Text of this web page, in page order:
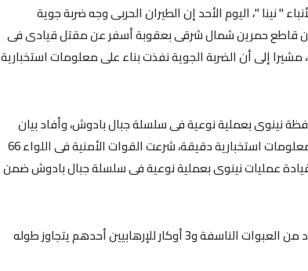
" نينا "، اليوم الأحد إن الطيران الحربى وجه ضربة جوية
قاطع حمرين شمال شرقى بعقوبة أسفر عن مقتل قيادى فى
مشيرا إلى أن الضربة الجوية نفذت بناء على معلومات استخبارية
نينوى بعملية نوعية فى سلسلة جبال بادوش، وأفاد بيان
لمركز الإعلام الأمنى العراقى "انه بناءً على معلومات استخبارية دقيقة، شرعت القوات الأمنية فى اللواء 66
من قبل قيادة عمليات نينوى بعملية نوعية فى سلسلة جبال بادوش ضمن
وبحسب البيان أسفرت العملية عن تدمير عدد من العبوات الناسفة و3 أوكار للإرهابيين أحدهم يتجاوز طوله